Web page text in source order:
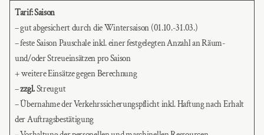
Tarif: Saison
– gut abgesichert durch die Wintersaison (01.10.-31.03.)
– feste Saison Pauschale inkl. einer festgelegten Anzahl an Räum-
und/oder Streueinsätzen pro Saison
+ weitere Einsätze gegen Berechnung
–zzgl.Streugut
– Übernahme der Verkehrssicherungspflicht inkl. Haftung nach Erhalt
der Auftragsbestätigung